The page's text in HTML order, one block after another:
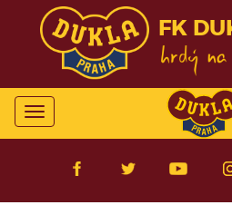
FK
Toggle
navigation